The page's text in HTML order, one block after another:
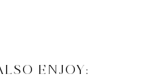
ENJOY: